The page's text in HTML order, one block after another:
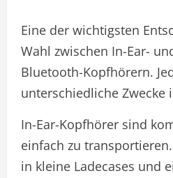
Eine der wichtigsten
Wahl zwischen In-Ear-
Bluetooth-Kopfhörern.
unterschiedliche Zwecke
In-Ear-Kopfhörer sind
einfach zu
in kleine Ladecases und